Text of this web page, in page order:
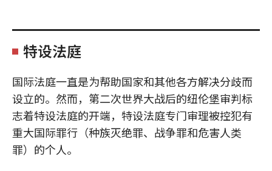
特设法庭
国际法庭一直是为帮助国家和其他各方解决分歧而
设立的。然而，第二次世界大战后的纽伦堡审判标
志着特设法庭的开端，特设法庭专门审理被控犯有
重大国际罪行（种族灭绝罪、战争罪和危害人类
罪）的个人。